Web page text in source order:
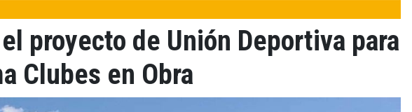
proyecto de Unión Deportiva para
Clubes en Obra